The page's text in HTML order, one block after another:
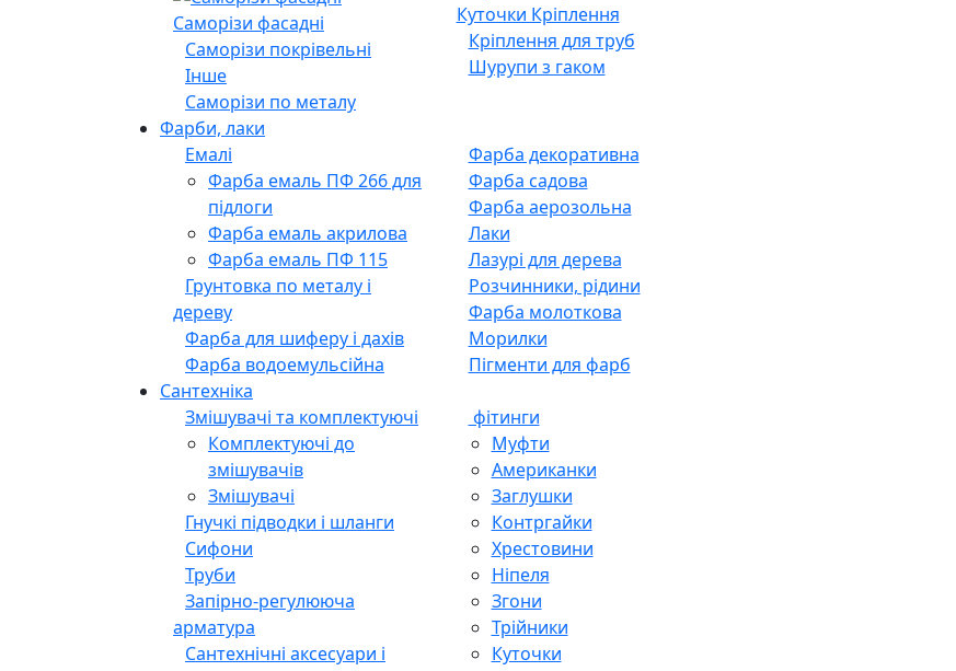
Саморізи фасадні
Саморізи покрівельні
Інше
Саморізи по металу
Куточки Кріплення
Кріплення для труб
Шурупи з гаком
Фарби, лаки
Емалі
Фарба емаль ПФ 266 для
підлоги
Фарба емаль акрилова
Фарба емаль ПФ 115
Грунтовка по металу і
дереву
Фарба для шиферу і дахів
Фарба водоемульсійна
Фарба декоративна
Фарба садова
Фарба аерозольна
Лаки
Лазурі для дерева
Розчинники, рідини
Фарба молоткова
Морилки
Пігменти для фарб
Сантехніка
Змішувачі та комплектуючі
Комплектуючі до
змішувачів
Змішувачі
Гнучкі підводки і шланги
Сифони
Труби
Запірно-регулююча
арматура
Сантехнічні аксесуари і
фітинги
Муфти
Американки
Заглушки
Контргайки
Хрестовини
Ніпеля
Згони
Трійники
Куточки